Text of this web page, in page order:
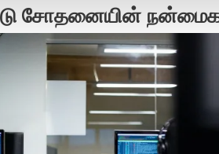
சோதனையின்